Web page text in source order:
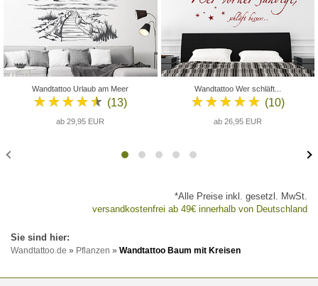
Wandtattoo Urlaub am Meer
★★★★★ (13)
ab 29,95 EUR
Wandtattoo Wer schläft...
★★★★★ (10)
ab 26,95 EUR
*Alle Preise inkl. gesetzl. MwSt.
versandkostenfrei ab 49€ innerhalb von Deutschland
Wandtattoo.de » Pflanzen » Wandtattoo Baum mit Kreisen